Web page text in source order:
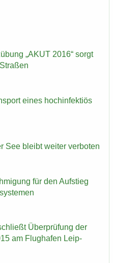
„AKUT 2016“ sorgt
eines hoch­in­fek­ti­ös
See bleibt wei­ter ver­bo­ten
für den Auf­stieg
Über­prü­fung der
am Flug­ha­fen Leip­